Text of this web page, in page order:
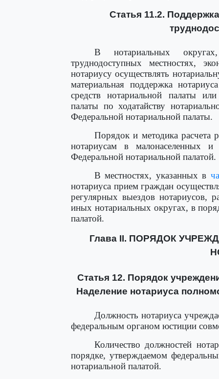
Статья 11.2.
В нотариальных
труднодоступных местностях,
нотариусу осуществлять
материальная поддержка
средств нотариальной палаты
палаты по ходатайству
Федеральной нотариальной палаты.
Порядок и методика расчета
нотариусам в малонаселенных и
Федеральной нотариальной палатой.
В местностях, указанных в
нотариуса прием граждан
регулярных выездов нотариусов,
иных нотариальных округах, в
палатой.
Глава II. ПОРЯДОК
Статья 12. Порядок
Наделение нотариуса
Должность нотариуса
федеральным органом юстиции
Количество должностей
порядке, утверждаемом
нотариальной палатой.